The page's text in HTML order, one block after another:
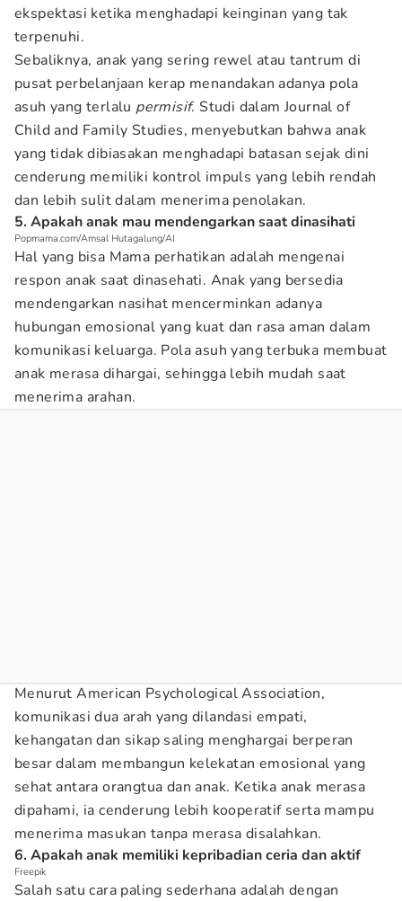
ekspektasi ketika menghadapi keinginan yang tak
terpenuhi.
Sebaliknya, anak yang sering rewel atau tantrum di
pusat perbelanjaan kerap menandakan adanya pola
asuh yang terlalu permisif. Studi dalam Journal of
Child and Family Studies, menyebutkan bahwa anak
yang tidak dibiasakan menghadapi batasan sejak dini
cenderung memiliki kontrol impuls yang lebih rendah
dan lebih sulit dalam menerima penolakan.
5. Apakah anak mau mendengarkan saat dinasihati
Popmama.com/Amsal Hutagalung/AI
Hal yang bisa Mama perhatikan adalah mengenai
respon anak saat dinasehati. Anak yang bersedia
mendengarkan nasihat mencerminkan adanya
hubungan emosional yang kuat dan rasa aman dalam
komunikasi keluarga. Pola asuh yang terbuka membuat
anak merasa dihargai, sehingga lebih mudah saat
menerima arahan.
Menurut American Psychological Association,
komunikasi dua arah yang dilandasi empati,
kehangatan dan sikap saling menghargai berperan
besar dalam membangun kelekatan emosional yang
sehat antara orangtua dan anak. Ketika anak merasa
dipahami, ia cenderung lebih kooperatif serta mampu
menerima masukan tanpa merasa disalahkan.
6. Apakah anak memiliki kepribadian ceria dan aktif
Freepik
Salah satu cara paling sederhana adalah dengan